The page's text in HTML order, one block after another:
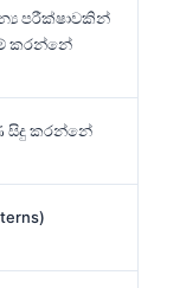
පරීක්ෂාවකින්
කරන්නේ
සිදු කරන්නේ